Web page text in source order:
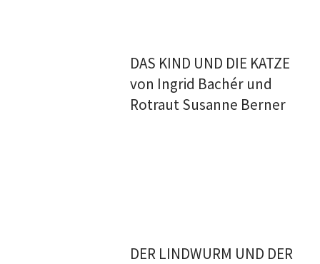
DAS KIND UND DIE KATZE
von Ingrid Bachér und
Rotraut Susanne Berner
DER LINDWURM UND DER